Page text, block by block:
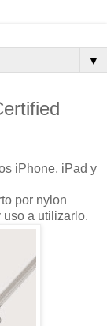
▼
iPhone, iPad y
por nylon
uso a utilizarlo.